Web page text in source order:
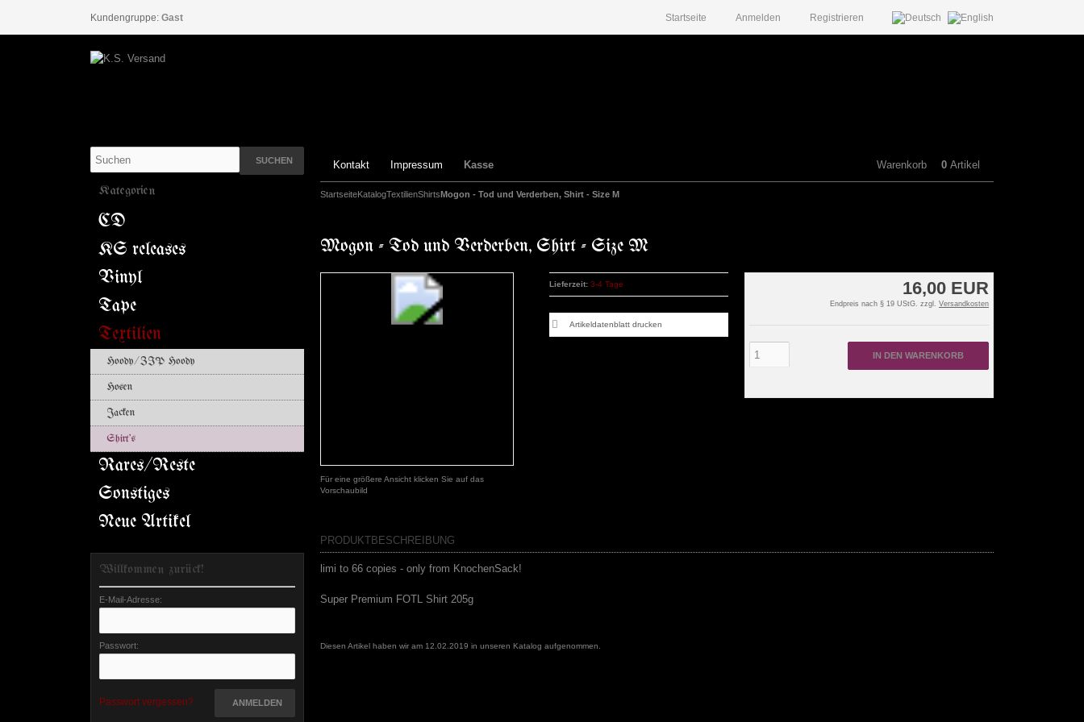
Kundengruppe: Gast Registrieren
Anmelden
Startseite
Kontakt Impressum Kasse Warenkorb 0 Artikel
StartseiteKatalogTextilienShirtsMogon - Tod und Verderben, Shirt - Size M
Mogon - Tod und Verderben, Shirt - Size M
Für eine größere Ansicht klicken Sie auf das
Vorschaubild
16,00 EUR
Endpreis nach § 19 UStG. zzgl. Versandkosten
IN DEN WARENKORB
Lieferzeit: 3-4 Tage
Artikeldatenblatt drucken
PRODUKTBESCHREIBUNG
limi to 66 copies - only from KnochenSack!
Super Premium FOTL Shirt 205g
Diesen Artikel haben wir am 12.02.2019 in unseren Katalog aufgenommen.
SUCHEN
Kategorien
CD
KS releases
Vinyl
Tape
Textilien
Hoody/ZIP Hoody
Hosen
Jacken
Shirt's
Rares/Reste
Sonstiges
Neue Artikel
Willkommen zurück!
E-Mail-Adresse:
Passwort:
Passwort vergessen? ANMELDEN